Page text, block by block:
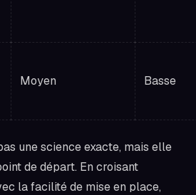
Moyen Basse
une science exacte, mais elle
de départ. En croisant
la facilité de mise en place,